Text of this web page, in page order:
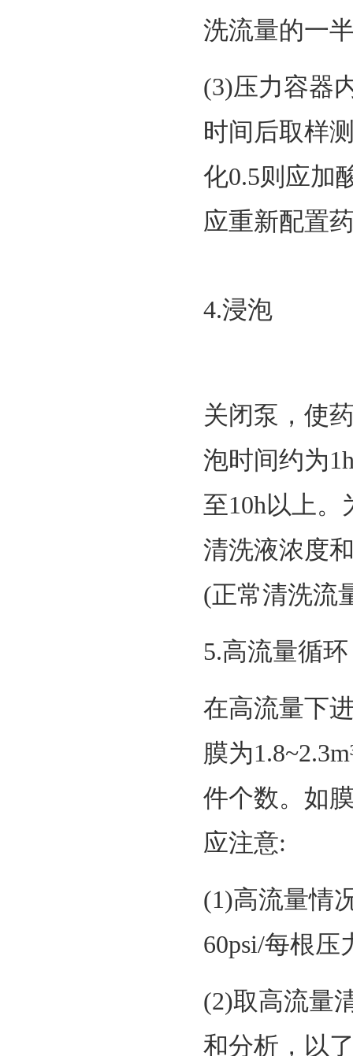
洗流量的一
(3)压力容器
时间后取样
化0.5则应加
应重新配置
4.浸泡
关闭泵，使
泡时间约为
至10h以上
清洗液浓度
(正常清洗流
5.高流量循环
在高流量下
膜为
件个数。如
应注意:
(1)高流量情
60psi/每根压
(2)取高流量
和分析，以